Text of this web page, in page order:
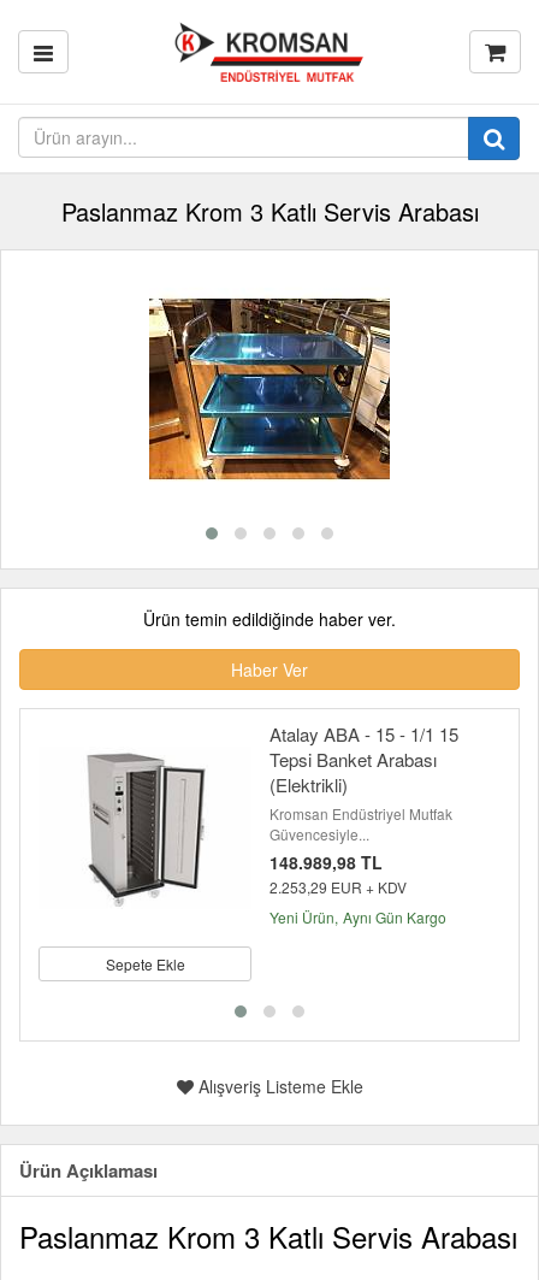
Paslanmaz Krom 3 Katlı Servis Arabası
Ürün temin edildiğinde haber ver.
Haber Ver
Sepete Ekle
Atalay ABA - 15 - 1/1 15
Tepsi Banket Arabası
(Elektrikli)
Kromsan Endüstriyel Mutfak
Güvencesiyle...
148.989,98 TL
2.253,29 EUR + KDV
Yeni Ürün Aynı Gün Kargo
Alışveriş Listeme Ekle
Ürün Açıklaması
Paslanmaz Krom 3 Katlı Servis Arabası